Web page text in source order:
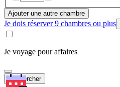
Ajouter une autre chambre
Je dois réserver 9 chambres ou plus
Je voyage pour affaires
Rechercher